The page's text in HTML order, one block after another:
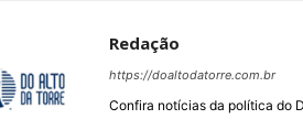
Redação
https://doaltodatorre.com.br
Confira notícias da política do